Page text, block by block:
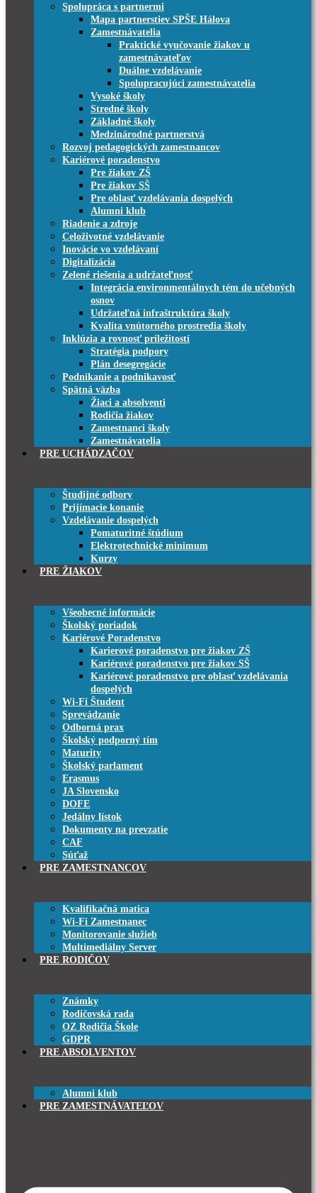
Spolupráca s partnermi
Mapa partnerstiev SPŠE Hálova
Zamestnávatelia
Praktické vyučovanie žiakov u
zamestnávateľov
Duálne vzdelávanie
Spolupracujúci zamestnávatelia
Vysoké školy
Stredné školy
Základné školy
Medzinárodné partnerstvá
Rozvoj pedagogických zamestnancov
Kariérové poradenstvo
Pre žiakov ZŠ
Pre žiakov SŠ
Pre oblasť vzdelávania dospelých
Alumni klub
Riadenie a zdroje
Celoživotné vzdelávanie
Inovácie vo vzdelávaní
Digitalizácia
Zelené riešenia a udržateľnosť
Integrácia environmentálnych tém do učebných
osnov
Udržateľná infraštruktúra školy
Kvalita vnútorného prostredia školy
Inklúzia a rovnosť príležitostí
Stratégia podpory
Plán desegregácie
Podnikanie a podnikavosť
Spätná väzba
Žiaci a absolventi
Rodičia žiakov
Zamestnanci školy
Zamestnávatelia
PRE UCHÁDZAČOV
Študijné odbory
Prijímacie konanie
Vzdelávanie dospelých
Pomaturitné štúdium
Elektrotechnické minimum
Kurzy
PRE ŽIAKOV
Všeobecné informácie
Školský poriadok
Kariérové Poradenstvo
Karierové poradenstvo pre žiakov ZŠ
Kariérové poradenstvo pre žiakov SŠ
Kariérové poradenstvo pre oblasť vzdelávania
dospelých
Wi-Fi Študent
Sprevádzanie
Odborná prax
Školský podporný tím
Maturity
Školský parlament
Erasmus
JA Slovensko
DOFE
Jedálny lístok
Dokumenty na prevzatie
CAF
Súťaž
PRE ZAMESTNANCOV
Kvalifikačná matica
Wi-Fi Zamestnanec
Monitorovanie služieb
Multimediálny Server
PRE RODIČOV
Známky
Rodičovská rada
OZ Rodičia Škole
GDPR
PRE ABSOLVENTOV
Alumni klub
PRE ZAMESTNÁVATEĽOV